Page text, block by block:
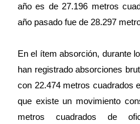
año es de 27.196 metros
año pasado fue de 28.297
En el ítem absorción, durante
han registrado absorciones
con 22.474 metros cuadrados
que existe un movimiento
metros cuadrados de